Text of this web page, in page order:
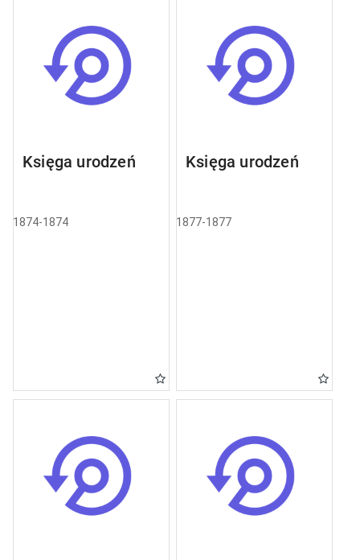
Księga urodzeń
1874-1874
Księga urodzeń
1877-1877